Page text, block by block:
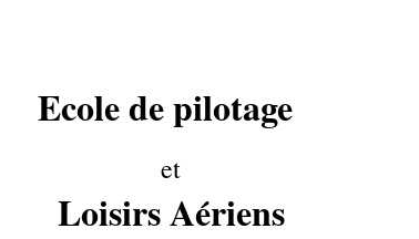
Ecole de pilotage
et
Loisirs Aériens